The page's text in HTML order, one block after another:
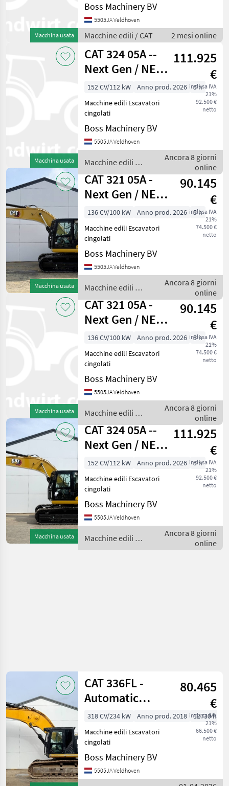
Macchina usata
Reference number:
BM007378 Hours: 5 Type
330GC Next Gen Location
Veldhoven, Netherlands
Other
Boss Machinery BV
5505JA Veldhoven
Macchine edili / CAT 2 mesi online
Macchina usata
CAT 324 05A --
Next Gen / NEW /
UNUSED / 2026
Model
111.925
€
inclusa IVA
21%
92.500 €
netto
152 CV/112 kW Anno prod. 2026
5 h
Macchine edili Escavatori
cingolati
Boss Machinery BV
5505JA Veldhoven
Macchine edili /
CAT
Ancora 8 giorni
online
Macchina usata
CAT 321 05A -
Next Gen / NEW /
UNUSED / 2026
MODEL
90.145
€
inclusa IVA
21%
74.500 €
netto
136 CV/100 kW Anno prod. 2026
5 h
Macchine edili Escavatori
cingolati
Boss Machinery BV
5505JA Veldhoven
Macchine edili /
CAT
Ancora 8 giorni
online
Macchina usata
CAT 321 05A -
Next Gen / NEW /
UNUSED / 2026
MODEL
90.145
€
inclusa IVA
21%
74.500 €
netto
136 CV/100 kW Anno prod. 2026
5 h
Macchine edili Escavatori
cingolati
Boss Machinery BV
5505JA Veldhoven
Macchine edili /
CAT
Ancora 8 giorni
online
Macchina usata
CAT 324 05A --
Next Gen / NEW /
UNUSED / 2026
Model
111.925
€
inclusa IVA
21%
92.500 €
netto
152 CV/112 kW Anno prod. 2026
5 h
Macchine edili Escavatori
cingolati
Boss Machinery BV
5505JA Veldhoven
Macchine edili /
CAT
Ancora 8 giorni
online
CAT 336FL -
Automatic
Greasing /
Hammer Lines
80.465
€
inclusa IVA
21%
66.500 €
netto
318 CV/234 kW Anno prod. 2018
12730 h
Macchine edili Escavatori
cingolati
Boss Machinery BV
5505JA Veldhoven